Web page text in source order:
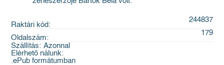
Raktári kód:
244837
Oldalszám:
179
Szállítás: Azonnal
Elérhető nálunk:
.ePub formátumban